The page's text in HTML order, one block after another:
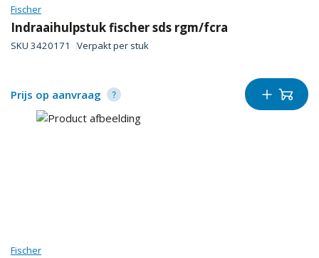
Fischer
Indraaihulpstuk fischer sds rgm/fcra
SKU 3420171 Verpakt per stuk
Prijs op aanvraag
Fischer